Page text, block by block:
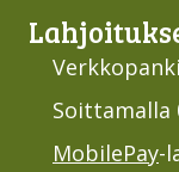
Soittamalla
MobilePay-